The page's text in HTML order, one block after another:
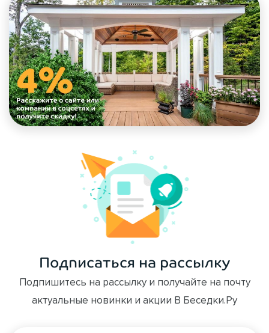
Подписаться на рассылку
Подпишитесь на рассылку и получайте на почту
актуальные новинки и акции В Беседки.Ру